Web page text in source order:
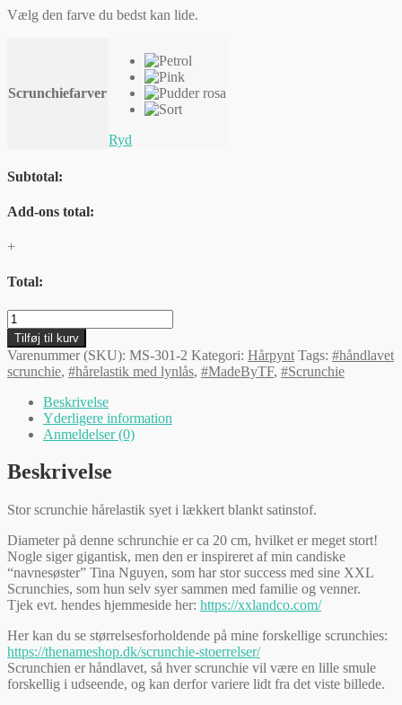
Vælg den farve du bedst kan lide.
Scrunchiefarver
Ryd
Subtotal:
Add-ons total:
+
Total:
TF
scrunchie
-
STOR
antal
Tilføj til kurv
Varenummer (SKU): MS-301-2 Kategori: Hårpynt Tags: #håndlavet
scrunchie, #hårelastik med lynlås, #MadeByTF, #Scrunchie
Beskrivelse
Yderligere information
Anmeldelser (0)
Beskrivelse
Stor scrunchie hårelastik syet i lækkert blankt satinstof.
Diameter på denne schrunchie er ca 20 cm, hvilket er meget stort!
Nogle siger gigantisk, men den er inspireret af min candiske
“navnesøster” Tina Nguyen, som har stor success med sine XXL
Scrunchies, som hun selv syer sammen med familie og venner.
Tjek evt. hendes hjemmeside her: https://xxlandco.com/
Her kan du se størrelsesforholdende på mine forskellige scrunchies:
https://thenameshop.dk/scrunchie-stoerrelser/
Scrunchien er håndlavet, så hver scrunchie vil være en lille smule
forskellig i udseende, og kan derfor variere lidt fra det viste billede.